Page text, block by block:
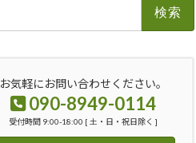
お気軽にお問い合わせください。
090-8949-0114
受付時間 9:00-18:00 [ 土・日・祝日除く ]